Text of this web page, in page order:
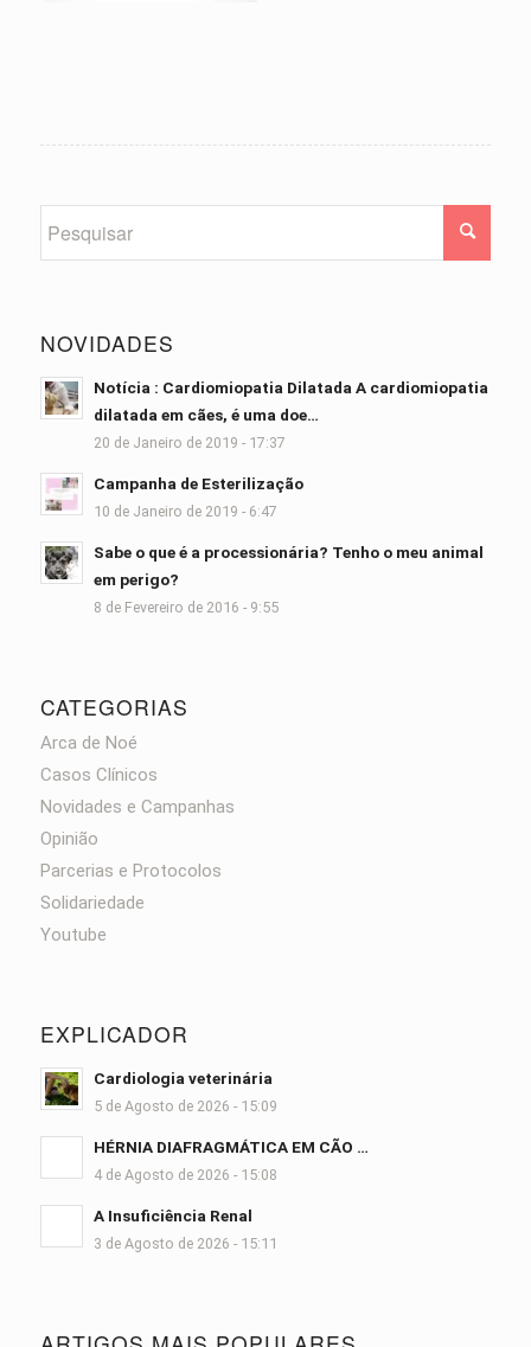
NOVIDADES
Notícia : Cardiomiopatia Dilatada A cardiomiopatia
dilatada em cães, é uma doe…
20 de Janeiro de 2019 - 17:37
Campanha de Esterilização
10 de Janeiro de 2019 - 6:47
Sabe o que é a processionária? Tenho o meu animal
em perigo?
8 de Fevereiro de 2016 - 9:55
CATEGORIAS
Arca de Noé
Casos Clínicos
Novidades e Campanhas
Opinião
Parcerias e Protocolos
Solidariedade
Youtube
EXPLICADOR
Cardiologia veterinária
5 de Agosto de 2026 - 15:09
HÉRNIA DIAFRAGMÁTICA EM CÃO …
4 de Agosto de 2026 - 15:08
A Insuficiência Renal
3 de Agosto de 2026 - 15:11